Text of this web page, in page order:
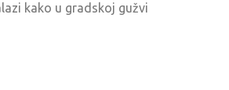
kako u gradskoj gužvi